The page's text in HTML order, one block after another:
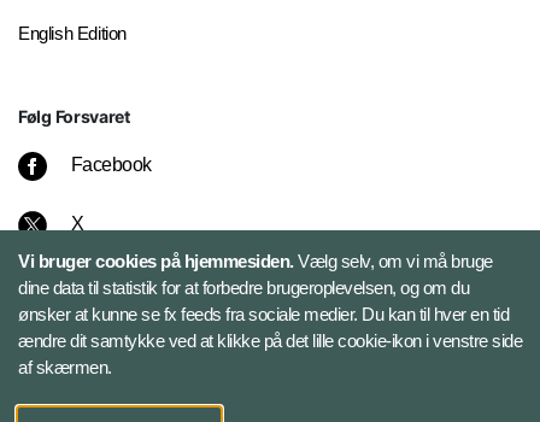
English Edition
Følg Forsvaret
Facebook
X
Instagram
Bluesky
LinkedIn
Vi bruger cookies på hjemmesiden.Vælg selv, om vi må bruge
dine data til statistik for at forbedre brugeroplevelsen, og om du
ønsker at kunne se fx feeds fra sociale medier. Du kan til hver en tid
ændre dit samtykke ved at klikke på det lille cookie-ikon i venstre side
af skærmen.